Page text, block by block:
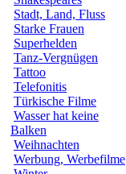
Stadt, Land, Fluss
Starke Frauen
Superhelden
Tanz-Vergnügen
Tattoo
Telefonitis
Türkische Filme
Wasser hat keine
Balken
Weihnachten
Werbung, Werbefilme